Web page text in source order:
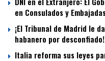
en Consulados y
¡El Tribunal de Madrid le
habanero por desconfiado!
Italia reforma sus leyes